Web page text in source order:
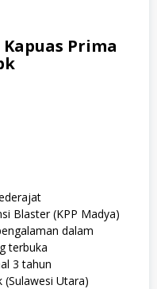
Prima
Blaster (KPP Madya)
dalam
terbuka
3 tahun
Utara)